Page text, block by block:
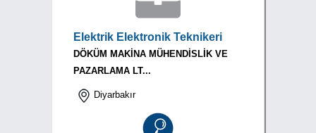
Elektrik Elektronik Teknikeri
DÖKÜM MAKİNA MÜHENDİSLİK VE
PAZARLAMA LT...
Diyarbakır